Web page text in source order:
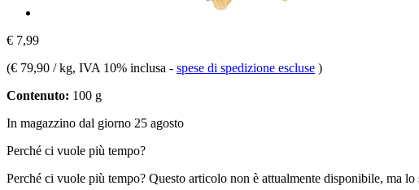
€ 7,99
(€ 79,90 / kg, IVA 10% inclusa - spese di spedizione escluse )
Contenuto: 100 g
In magazzino dal giorno 25 agosto
Perché ci vuole più tempo?
Perché ci vuole più tempo? Questo articolo non è attualmente disponibile, ma